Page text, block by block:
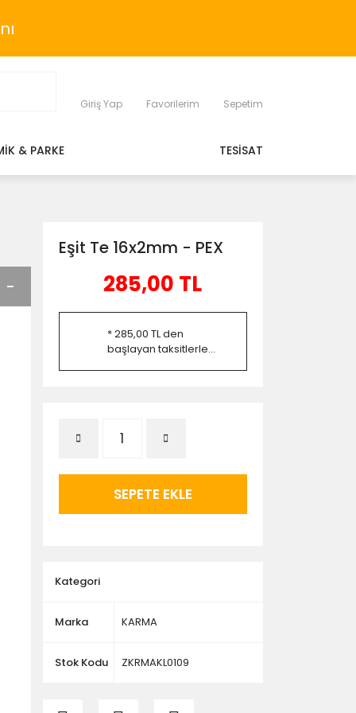
Giriş Yap Favorilerim Sepetim
& PARKE TESİSAT
Eşit Te 16x2mm - PEX
285,00 TL
* 285,00 TL den
başlayan taksitlerle...
SEPETE EKLE
Kategori
Marka KARMA
Stok Kodu ZKRMAKL0109